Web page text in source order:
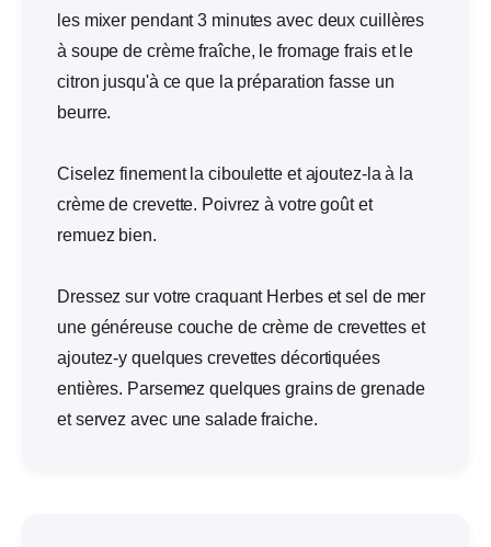
les mixer pendant 3 minutes avec deux cuillères
à soupe de crème fraîche, le fromage frais et le
citron jusqu'à ce que la préparation fasse un
beurre.
Ciselez finement la ciboulette et ajoutez-la à la
crème de crevette. Poivrez à votre goût et
remuez bien.
Dressez sur votre craquant Herbes et sel de mer
une généreuse couche de crème de crevettes et
ajoutez-y quelques crevettes décortiquées
entières. Parsemez quelques grains de grenade
et servez avec une salade fraiche.